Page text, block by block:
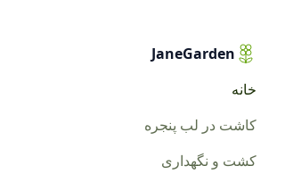
JaneGarden
خانه
کاشت در لب پنجره
کشت و نگهداری